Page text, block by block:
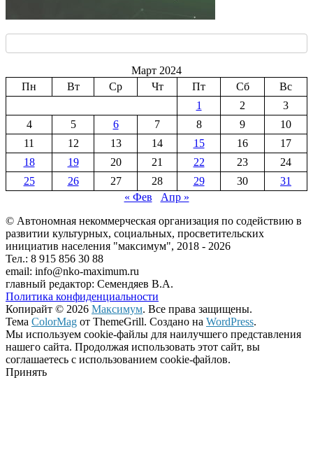
Март 2024
Пн
Вт Ср Чт Пт Сб
Вс
1
2
3
4
5 6 7 8 9
10
11
12 13 14 15 16
17
18
19 20 21 22 23
24
25
26 27 28 29 30
31
« Фев
Апр »
© Автономная некоммерческая организация по содействию в
развитии культурных, социальных, просветительских
инициатив населения "максимум", 2018 - 2026
Тел.: 8 915 856 30 88
email: info@nko-maximum.ru
главный редактор: Семендяев В.А.
Политика конфиденциальности
Копирайт © 2026 Максимум. Все права защищены.
Тема ColorMag от ThemeGrill. Создано на WordPress.
Мы используем cookie-файлы для наилучшего представления
нашего сайта. Продолжая использовать этот сайт, вы
соглашаетесь с использованием cookie-файлов.
Принять